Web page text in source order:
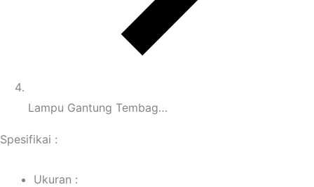
Lampu Gantung Tembag…
Spesifikai :
Ukuran :